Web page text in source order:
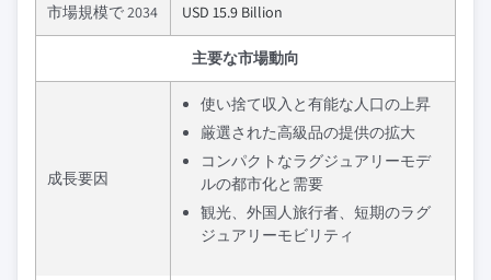
市場規模で 2034 USD 15.9 Billion
主要な市場動向
成長要因
使い捨て収入と有能な人口の上昇
厳選された高級品の提供の拡大
コンパクトなラグジュアリーモデ
ルの都市化と需要
観光、外国人旅行者、短期のラグ
ジュアリーモビリティ